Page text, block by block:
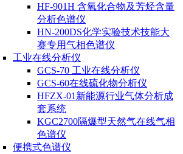
HF-901H 含氧化合物及芳烃含量
分析色谱仪
HN-200DS化学实验技术技能大
赛专用气相色谱仪
工业在线分析仪
GCS-70 工业在线分析仪
GCS-60在线硫化物分析仪
HFZX-01新能源行业气体分析成
套系统
KGC2700隔爆型天然气在线气相
色谱仪
便携式色谱仪